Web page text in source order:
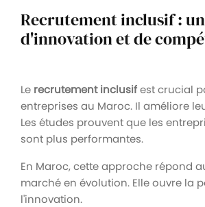
Recrutement inclusif :
d'innovation et de
Le recrutement inclusifest crucial
entreprises au Maroc. Il améliore
Les études prouvent que les
sont plus performantes.
En Maroc, cette approche répond
marché en évolution. Elle ouvre la
l'innovation.